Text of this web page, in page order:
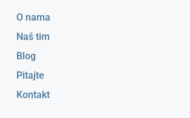
O nama
Naš tim
Blog
Pitajte
Kontakt